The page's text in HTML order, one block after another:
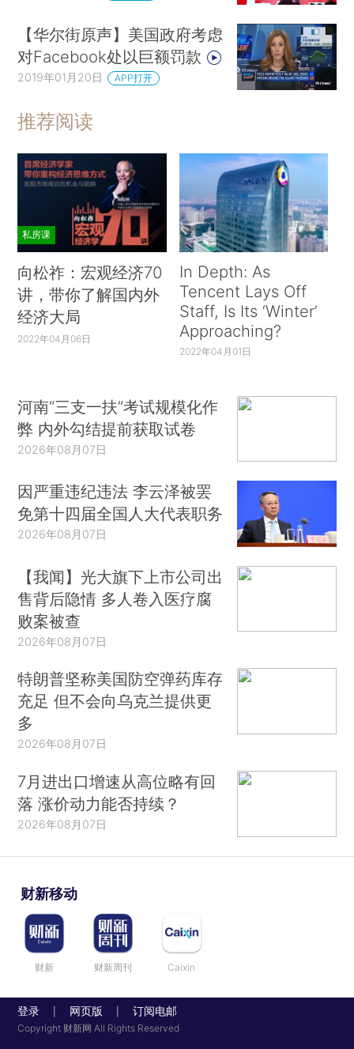
【华尔街原声】美国政府考虑
对Facebook处以巨额罚款
2019年01月20日 APP打开
推荐阅读
私房课
向松祚：宏观经济70
讲，带你了解国内外
经济大局
2022年04月06日
In Depth: As
Tencent Lays Off
Staff, Is Its ‘Winter’
Approaching?
2022年04月01日
河南“三支一扶”考试规模化作
弊 内外勾结提前获取试卷
2026年08月07日
因严重违纪违法 李云泽被罢
免第十四届全国人大代表职务
2026年08月07日
【我闻】光大旗下上市公司出
售背后隐情 多人卷入医疗腐
败案被查
2026年08月07日
特朗普坚称美国防空弹药库存
充足 但不会向乌克兰提供更
多
2026年08月07日
7月进出口增速从高位略有回
落 涨价动力能否持续？
2026年08月07日
财新移动
财新 财新周刊 Caixin
登录 网页版 订阅电邮
Copyright 财新网 All Rights Reserved